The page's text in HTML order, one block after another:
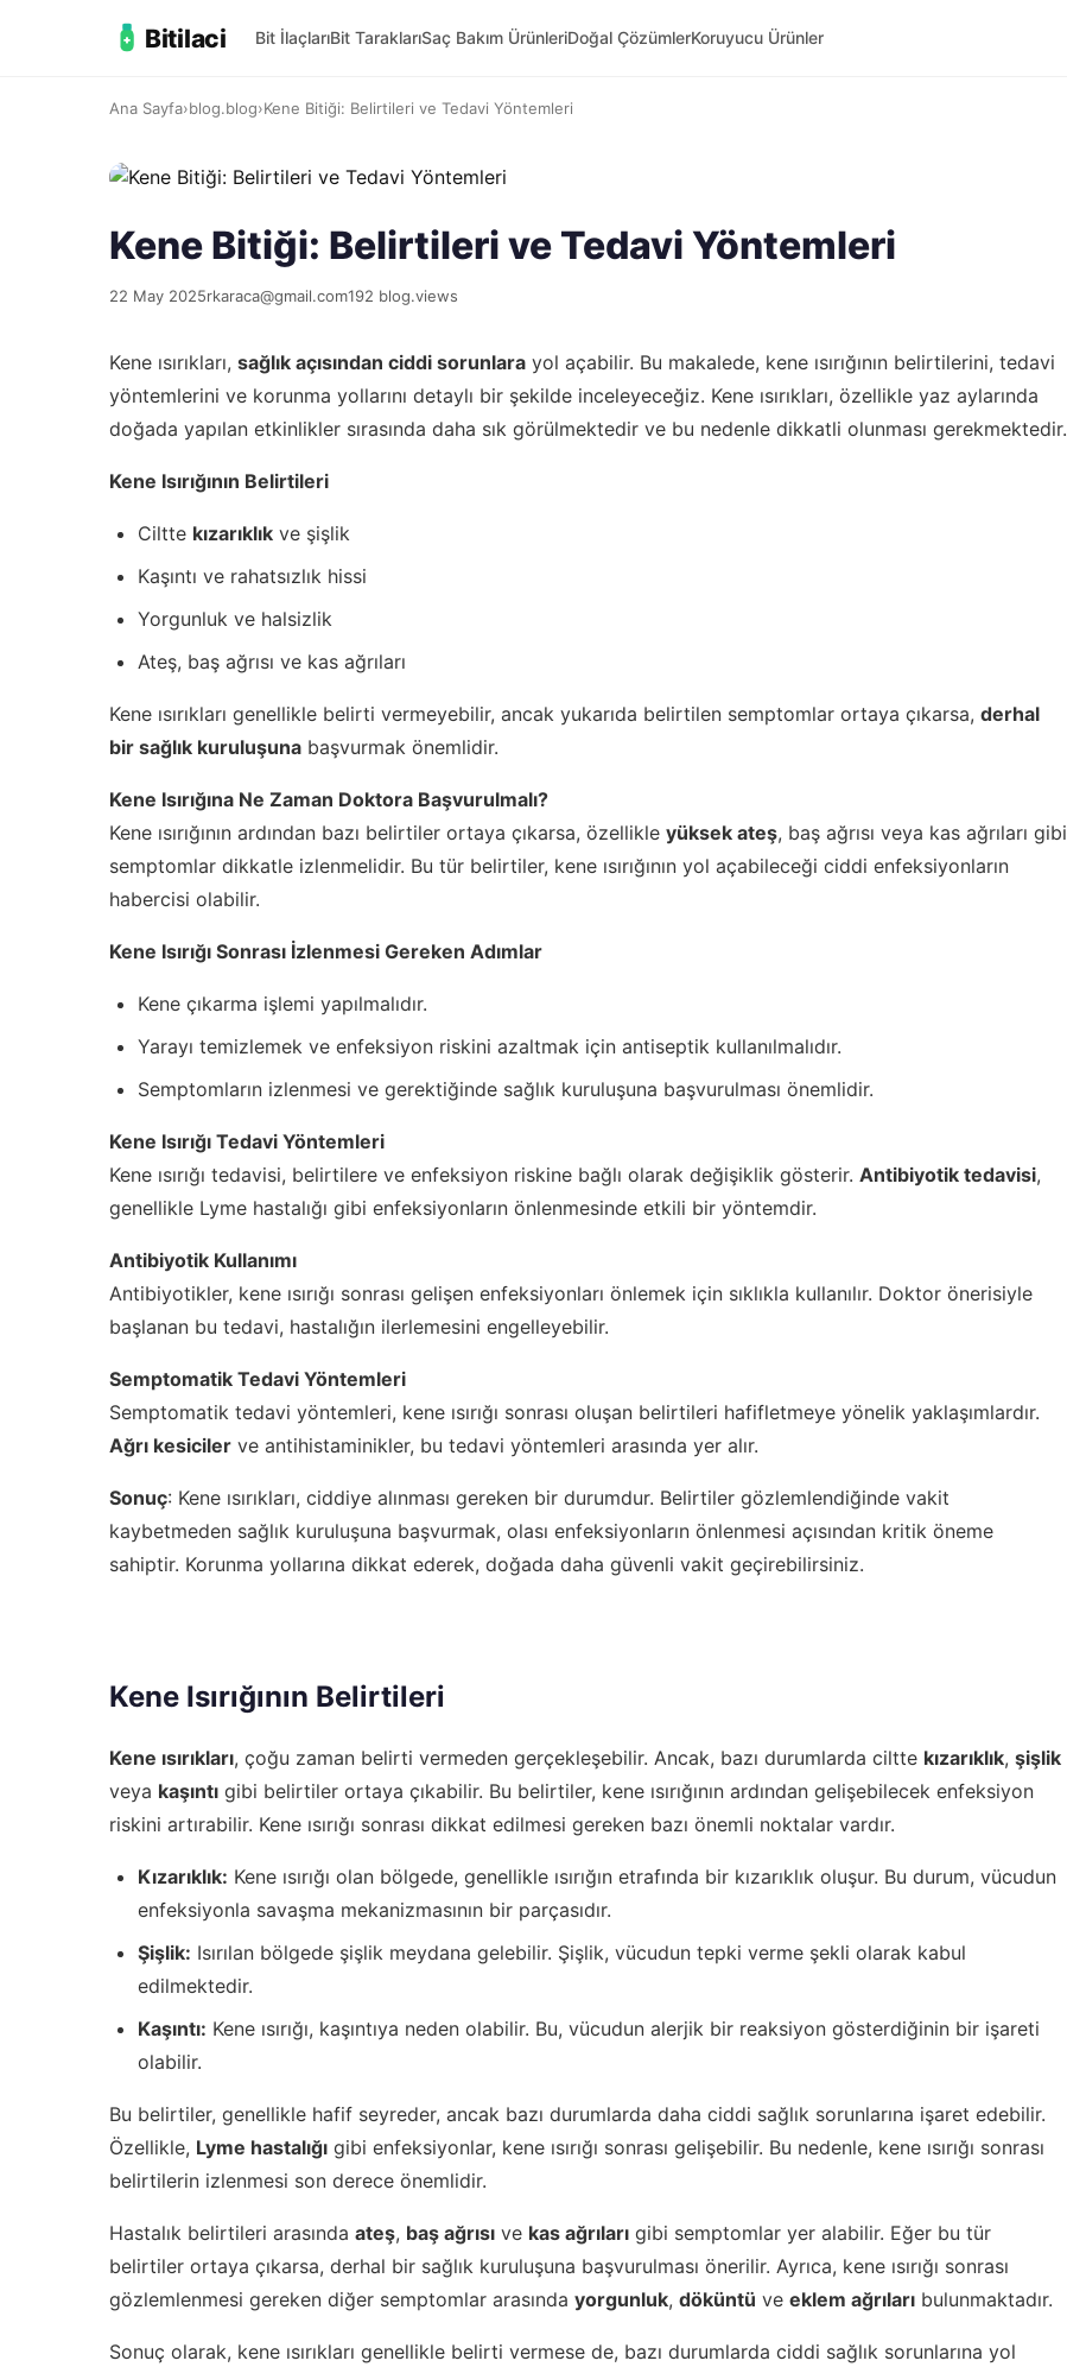
Bitilaci Bit İlaçlarıBit TaraklarıSaç Bakım ÜrünleriDoğal ÇözümlerKoruyucu Ürünler
Ana Sayfa›blog.blog›Kene Bitiği: Belirtileri ve Tedavi Yöntemleri
Kene Bitiği: Belirtileri ve Tedavi Yöntemleri
22 May 2025rkaraca@gmail.com192 blog.views
Kene ısırıkları, sağlık açısından ciddi sorunlara yol açabilir. Bu makalede, kene ısırığının belirtilerini, tedavi
yöntemlerini ve korunma yollarını detaylı bir şekilde inceleyeceğiz. Kene ısırıkları, özellikle yaz aylarında
doğada yapılan etkinlikler sırasında daha sık görülmektedir ve bu nedenle dikkatli olunması gerekmektedir.
Kene Isırığının Belirtileri
Ciltte kızarıklık ve şişlik
Kaşıntı ve rahatsızlık hissi
Yorgunluk ve halsizlik
Ateş, baş ağrısı ve kas ağrıları
Kene ısırıkları genellikle belirti vermeyebilir, ancak yukarıda belirtilen semptomlar ortaya çıkarsa, derhal
bir sağlık kuruluşuna başvurmak önemlidir.
Kene Isırığına Ne Zaman Doktora Başvurulmalı?
Kene ısırığının ardından bazı belirtiler ortaya çıkarsa, özellikle yüksek ateş, baş ağrısı veya kas ağrıları gibi
semptomlar dikkatle izlenmelidir. Bu tür belirtiler, kene ısırığının yol açabileceği ciddi enfeksiyonların
habercisi olabilir.
Kene Isırığı Sonrası İzlenmesi Gereken Adımlar
Kene çıkarma işlemi yapılmalıdır.
Yarayı temizlemek ve enfeksiyon riskini azaltmak için antiseptik kullanılmalıdır.
Semptomların izlenmesi ve gerektiğinde sağlık kuruluşuna başvurulması önemlidir.
Kene Isırığı Tedavi Yöntemleri
Kene ısırığı tedavisi, belirtilere ve enfeksiyon riskine bağlı olarak değişiklik gösterir. Antibiyotik tedavisi,
genellikle Lyme hastalığı gibi enfeksiyonların önlenmesinde etkili bir yöntemdir.
Antibiyotik Kullanımı
Antibiyotikler, kene ısırığı sonrası gelişen enfeksiyonları önlemek için sıklıkla kullanılır. Doktor önerisiyle
başlanan bu tedavi, hastalığın ilerlemesini engelleyebilir.
Semptomatik Tedavi Yöntemleri
Semptomatik tedavi yöntemleri, kene ısırığı sonrası oluşan belirtileri hafifletmeye yönelik yaklaşımlardır.
Ağrı kesiciler ve antihistaminikler, bu tedavi yöntemleri arasında yer alır.
Sonuç: Kene ısırıkları, ciddiye alınması gereken bir durumdur. Belirtiler gözlemlendiğinde vakit
kaybetmeden sağlık kuruluşuna başvurmak, olası enfeksiyonların önlenmesi açısından kritik öneme
sahiptir. Korunma yollarına dikkat ederek, doğada daha güvenli vakit geçirebilirsiniz.
Kene Isırığının Belirtileri
Kene ısırıkları, çoğu zaman belirti vermeden gerçekleşebilir. Ancak, bazı durumlarda ciltte kızarıklık, şişlik
veya kaşıntı gibi belirtiler ortaya çıkabilir. Bu belirtiler, kene ısırığının ardından gelişebilecek enfeksiyon
riskini artırabilir. Kene ısırığı sonrası dikkat edilmesi gereken bazı önemli noktalar vardır.
Kızarıklık: Kene ısırığı olan bölgede, genellikle ısırığın etrafında bir kızarıklık oluşur. Bu durum, vücudun
enfeksiyonla savaşma mekanizmasının bir parçasıdır.
Şişlik: Isırılan bölgede şişlik meydana gelebilir. Şişlik, vücudun tepki verme şekli olarak kabul
edilmektedir.
Kaşıntı: Kene ısırığı, kaşıntıya neden olabilir. Bu, vücudun alerjik bir reaksiyon gösterdiğinin bir işareti
olabilir.
Bu belirtiler, genellikle hafif seyreder, ancak bazı durumlarda daha ciddi sağlık sorunlarına işaret edebilir.
Özellikle, Lyme hastalığı gibi enfeksiyonlar, kene ısırığı sonrası gelişebilir. Bu nedenle, kene ısırığı sonrası
belirtilerin izlenmesi son derece önemlidir.
Hastalık belirtileri arasında ateş, baş ağrısı ve kas ağrıları gibi semptomlar yer alabilir. Eğer bu tür
belirtiler ortaya çıkarsa, derhal bir sağlık kuruluşuna başvurulması önerilir. Ayrıca, kene ısırığı sonrası
gözlemlenmesi gereken diğer semptomlar arasında yorgunluk, döküntü ve eklem ağrıları bulunmaktadır.
Sonuç olarak, kene ısırıkları genellikle belirti vermese de, bazı durumlarda ciddi sağlık sorunlarına yol